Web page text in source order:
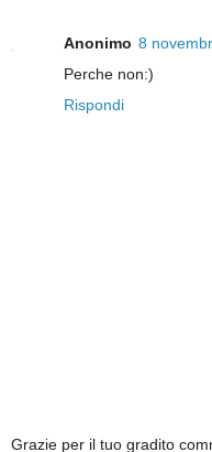
Anonimo 8
Perche non:)
Rispondi
Grazie per il tuo gradito